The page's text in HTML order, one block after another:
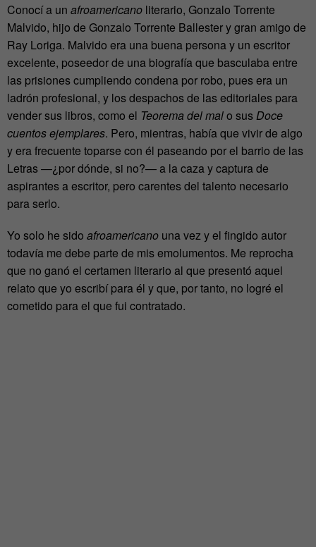
Conocí a un afroamericano literario, Gonzalo Torrente
Malvido, hijo de Gonzalo Torrente Ballester y gran amigo de
Ray Loriga. Malvido era una buena persona y un escritor
excelente, poseedor de una biografía que basculaba entre
las prisiones cumpliendo condena por robo, pues era un
ladrón profesional, y los despachos de las editoriales para
vender sus libros, como el Teorema del malo susDoce
cuentos ejemplares. Pero, mientras, había que vivir de algo
y era frecuente toparse con él paseando por el barrio de las
Letras —¿por dónde, si no?— a la caza y captura de
aspirantes a escritor, pero carentes del talento necesario
para serlo.
Yo solo he sido afroamericano una vez y el fingido autor
todavía me debe parte de mis emolumentos. Me reprocha
que no ganó el certamen literario al que presentó aquel
relato que yo escribí para él y que, por tanto, no logré el
cometido para el que fui contratado.